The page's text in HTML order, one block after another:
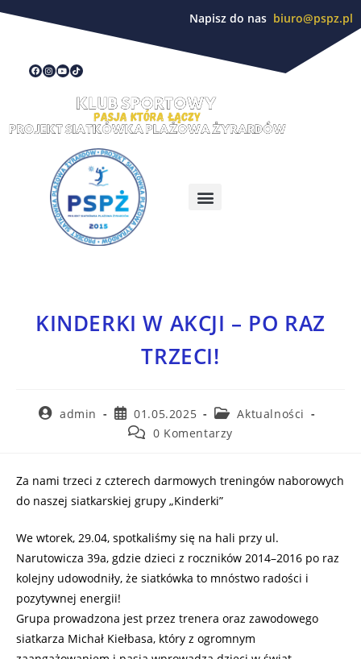
Napisz do nas biuro@pspz.pl
KINDERKI W AKCJI – PO RAZ
TRZECI!
admin 01.05.2025
Aktualności
0 Komentarzy
Za nami trzeci z czterech darmowych treningów naborowych
do naszej siatkarskiej grupy „Kinderki”
We wtorek, 29.04, spotkaliśmy się na hali przy ul.
Narutowicza 39a, gdzie dzieci z roczników 2014–2016 po raz
kolejny udowodniły, że siatkówka to mnóstwo radości i
pozytywnej energii!
Grupa prowadzona jest przez trenera oraz zawodowego
siatkarza Michał Kiełbasa, który z ogromnym